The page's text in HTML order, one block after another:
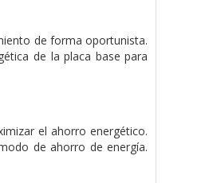
de forma oportunista.
de la placa base para
el ahorro energético.
de ahorro de energía.